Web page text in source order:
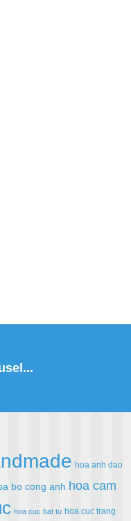
hoa anh dao
bo cong anh hoa cam
hoa cuc bat tu hoa cuc trang